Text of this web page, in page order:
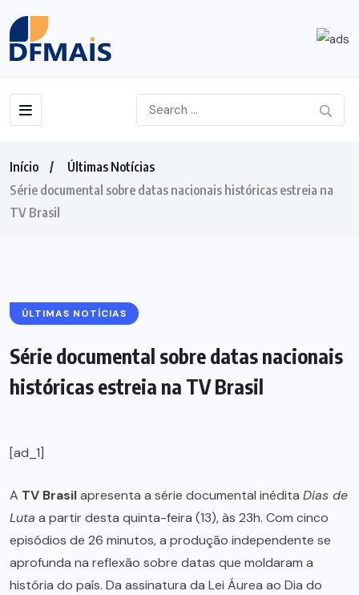
Início
Últimas Notícias
Série documental sobre datas nacionais históricas estreia na
TV Brasil
ÚLTIMAS NOTÍCIAS
Série documental sobre datas nacionais
históricas estreia na TV Brasil
[ad_1]
A TV Brasilapresenta a série documental inédita Dias de
Luta a partir desta quinta-feira (13), às 23h. Com cinco
episódios de 26 minutos, a produção independente se
aprofunda na reflexão sobre datas que moldaram a
história do país. Da assinatura da Lei Áurea ao Dia do